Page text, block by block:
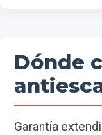
Dónde
Garantía